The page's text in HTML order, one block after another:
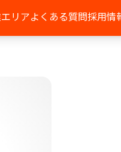
リアよくある質問採用情